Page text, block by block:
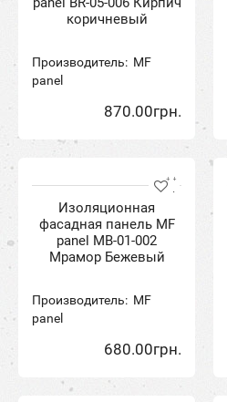
коричневый
Производитель: MF
panel
870.00грн.
Изоляционная
фасадная панель MF
panel MB-01-002
Мрамор Бежевый
Производитель: MF
panel
680.00грн.